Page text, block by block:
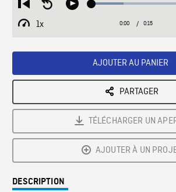
Restart
from
beginning
Seek
Play Loaded:
1x
Playback
Current
0:00 / Duration
0:15
AJOUTER AU PANIER
PARTAGER
TÉLÉCHARGER UN
AJOUTER À UN
DESCRIPTION